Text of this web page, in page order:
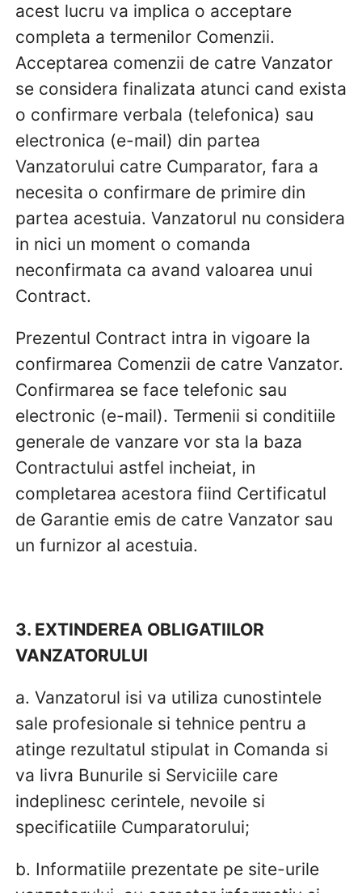
acest lucru va implica o acceptare
completa a termenilor Comenzii.
Acceptarea comenzii de catre Vanzator
se considera finalizata atunci cand exista
o confirmare verbala (telefonica) sau
electronica (e-mail) din partea
Vanzatorului catre Cumparator, fara a
necesita o confirmare de primire din
partea acestuia. Vanzatorul nu considera
in nici un moment o comanda
neconfirmata ca avand valoarea unui
Contract.
Prezentul Contract intra in vigoare la
confirmarea Comenzii de catre Vanzator.
Confirmarea se face telefonic sau
electronic (e-mail). Termenii si conditiile
generale de vanzare vor sta la baza
Contractului astfel incheiat, in
completarea acestora fiind Certificatul
de Garantie emis de catre Vanzator sau
un furnizor al acestuia.
3. EXTINDEREA OBLIGATIILOR
VANZATORULUI
a. Vanzatorul isi va utiliza cunostintele
sale profesionale si tehnice pentru a
atinge rezultatul stipulat in Comanda si
va livra Bunurile si Serviciile care
indeplinesc cerintele, nevoile si
specificatiile Cumparatorului;
b. Informatiile prezentate pe site-urile